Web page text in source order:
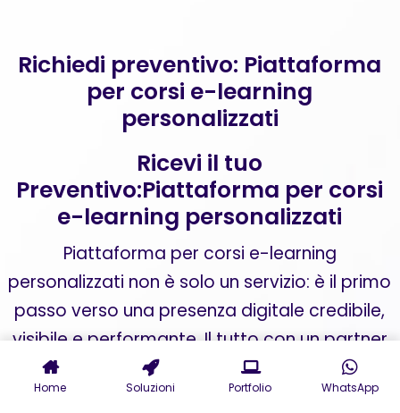
Richiedi preventivo: Piattaforma
per corsi e-learning
personalizzati
Ricevi il tuo
Preventivo:Piattaforma per corsi
e-learning personalizzati
Piattaforma per corsi e-learning
personalizzati non è solo un servizio: è il primo
passo verso una presenza digitale credibile,
visibile e performante. Il tutto con un partner
che parla il tuo linguaggio e traduce i tuoi
obiettivi in strategie concrete.
Home Soluzioni Portfolio WhatsApp